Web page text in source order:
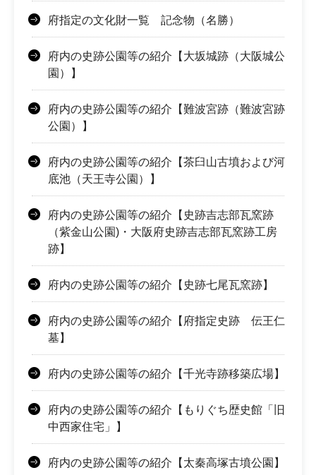
府指定の文化財一覧 記念物（名勝）
府内の史跡公園等の紹介【大坂城跡（大阪城公
園）】
府内の史跡公園等の紹介【難波宮跡（難波宮跡
公園）】
府内の史跡公園等の紹介【茶臼山古墳および河
底池（天王寺公園）】
府内の史跡公園等の紹介【史跡吉志部瓦窯跡
（紫金山公園)・大阪府史跡吉志部瓦窯跡工房
跡】
府内の史跡公園等の紹介【史跡七尾瓦窯跡】
府内の史跡公園等の紹介【府指定史跡 伝王仁
墓】
府内の史跡公園等の紹介【千光寺跡移築広場】
府内の史跡公園等の紹介【もりぐち歴史館「旧
中西家住宅」】
府内の史跡公園等の紹介【太秦高塚古墳公園】